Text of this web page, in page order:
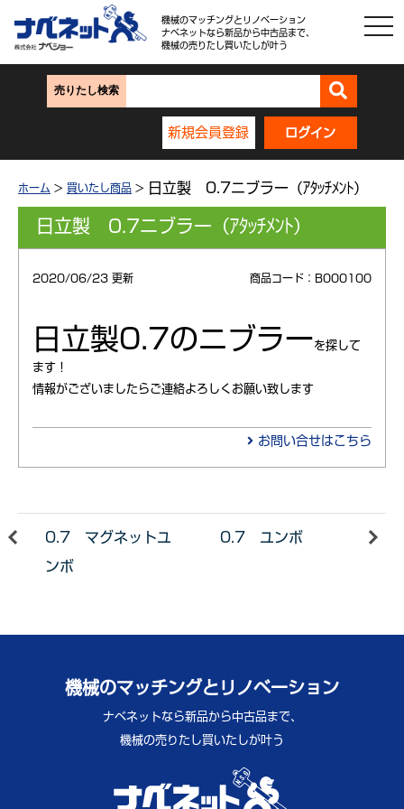
機械のマッチングとリノベーション
ナベネットなら新品から中古品まで、
機械の売りたし買いたしが叶う
売りたし検索
新規会員登録 ログイン
ホーム > 買いたし商品 > 日立製 0.7ニブラー（ｱﾀｯﾁﾒﾝﾄ）
日立製 0.7ニブラー（ｱﾀｯﾁﾒﾝﾄ）
2020/06/23 更新 商品コード：B000100
日立製0.7のニブラーを探して
ます！
情報がございましたらご連絡よろしくお願い致します
お問い合せはこちら
0.7 マグネットユ
ンボ
0.7 ユンボ
機械のマッチングとリノベーション
ナベネットなら新品から中古品まで、
機械の売りたし買いたしが叶う